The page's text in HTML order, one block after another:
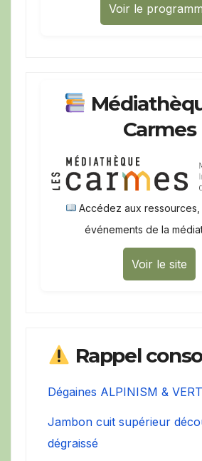
Voir le
Carmes
Accédez aux
événements de la
Voir le site
Rappel conso
Dégaines ALPINISM &
Jambon cuit supérieur
dégraissé